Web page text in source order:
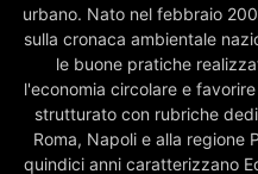
urbano. Nato nel febbraio
sulla cronaca ambientale
le buone pratiche
l'economia circolare e
strutturato con rubriche
Roma, Napoli e alla regione
quindici anni caratterizzano